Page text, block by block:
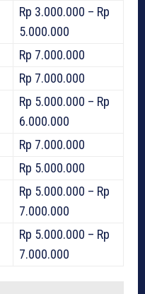
Rp 3.000.000 – Rp
5.000.000
Rp 7.000.000
Rp 7.000.000
Rp 5.000.000 – Rp
6.000.000
Rp 7.000.000
Rp 5.000.000
Rp 5.000.000 – Rp
7.000.000
Rp 5.000.000 – Rp
7.000.000